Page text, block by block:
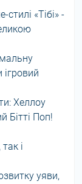
«Тібі» -
ігровий
Хеллоу
Бітті Поп!
і
уяви,